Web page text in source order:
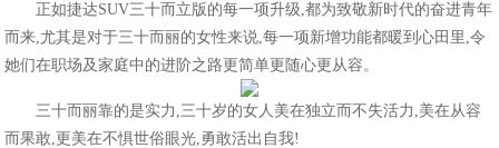
正如捷达SUV三十而立版的每一项升级,都为致敬新时代的奋进青年
而来,尤其是对于三十而丽的女性来说,每一项新增功能都暖到心田里,令
她们在职场及家庭中的进阶之路更简单更随心更从容。
三十而丽靠的是实力,三十岁的女人美在独立而不失活力,美在从容
而果敢,更美在不惧世俗眼光,勇敢活出自我!